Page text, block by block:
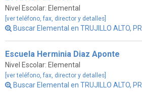
Nivel Escolar: Elemental
[ver teléfono, fax, director y detalles]
Buscar Elemental en TRUJILLO ALTO, PR
Escuela Herminia Diaz Aponte
Nivel Escolar: Elemental
[ver teléfono, fax, director y detalles]
Buscar Elemental en TRUJILLO ALTO, PR